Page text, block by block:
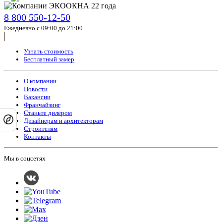
8 800 550-12-50
Ежедневно с 09:00 до 21:00
Узнать стоимость
Бесплатный замер
О компании
Новости
Вакансии
Франчайзинг
Станьте дилером
Дизайнерам и архитекторам
Строителям
Контакты
Мы в соцсетях